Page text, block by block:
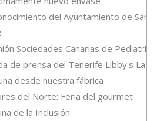
del Ayuntamiento de Santa
Sociedades Canarias de Pediatría
de prensa del Tenerife Libby's La
desde nuestra fábrica
del Norte: Feria del gourmet
de la Inclusión